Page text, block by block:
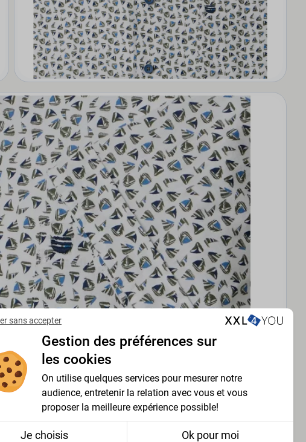
sans accepter
Gestion des préférences sur
les cookies
On utilise quelques services pour mesurer notre
audience, entretenir la relation avec vous et vous
proposer la meilleure expérience possible!
Je choisis Ok pour moi